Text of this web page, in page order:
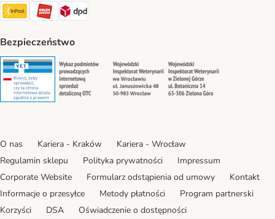
Paczkomat® Shipping Method
ORLEN Paczka Shipping Method
DPD Shipping Method
Bezpieczeństwo
Security Security Security
O nas Kariera - Kraków
Kariera - Wrocław
Regulamin sklepu
Polityka prywatności
Impressum
Corporate Website
Formularz odstąpienia od umowy
Kontakt
Informacje o przesyłce
Metody płatności
Program partnerski
Korzyści
DSA Oświadczenie o dostępności